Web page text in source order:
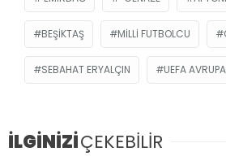
BEŞIKTAŞ MILLI FUTBOLCU
SEBAHAT ERYALÇIN UEFA
İLGİNİZİÇEKEBİLİR